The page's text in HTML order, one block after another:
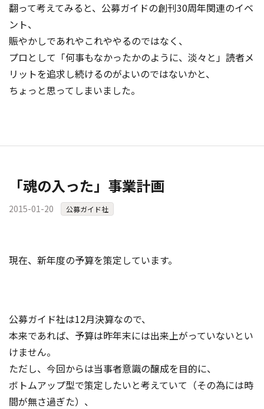
翻って考えてみると、公募ガイドの創刊30周年関連のイベ
ント、
賑やかしであれやこれややるのではなく、
プロとして「何事もなかったかのように、淡々と」読者メ
リットを追求し続けるのがよいのではないかと、
ちょっと思ってしまいました。
「魂の入った」事業計画
2015-01-20 公募ガイド社
現在、新年度の予算を策定しています。
公募ガイド社は12月決算なので、
本来であれば、予算は昨年末には出来上がっていないとい
けません。
ただし、今回からは当事者意識の醸成を目的に、
ボトムアップ型で策定したいと考えていて（その為には時
間が無さ過ぎた）、